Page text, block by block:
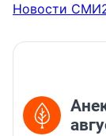
Новости